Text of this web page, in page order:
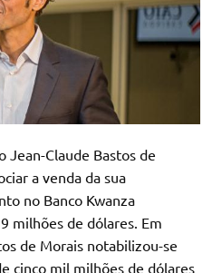
Jean-Claude Bastos de
a venda da sua
no Banco Kwanza
milhões de dólares. Em
de Morais notabilizou-se
cinco mil milhões de dólares